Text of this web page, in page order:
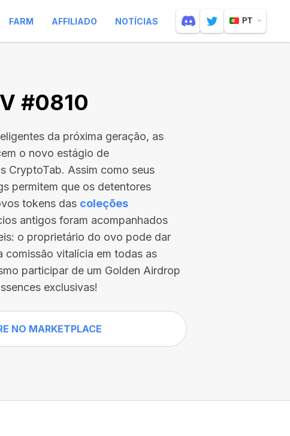
FARM AFFILIADO NOTÍCIAS PT
#0810
da próxima geração, as
o novo estágio de
CryptoTab. Assim como seus
permitem que os detentores
tokens das coleções
antigos foram acompanhados
o proprietário do ovo pode dar
comissão vitalícia em todas as
participar de um Golden Airdrop
exclusivas!
NO MARKETPLACE